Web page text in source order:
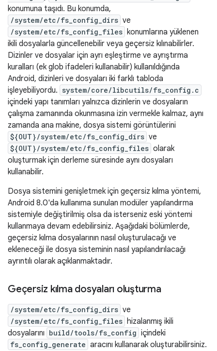
konumuna taşıdı. Bu konumda,
/system/etc/fs_config_dirs ve
/system/etc/fs_config_files konumlarına yüklenen
ikili dosyalarla güncellenebilir veya geçersiz kılınabilirler.
Dizinler ve dosyalar için ayrı eşleştirme ve ayrıştırma
kuralları (ek glob ifadeleri kullanabilir) kullanıldığında
Android, dizinleri ve dosyaları iki farklı tabloda
işleyebiliyordu. system/core/libcutils/fs_config.c
içindeki yapı tanımları yalnızca dizinlerin ve dosyaların
çalışma zamanında okunmasına izin vermekle kalmaz, aynı
zamanda ana makine, dosya sistemi görüntülerini
${OUT}/system/etc/fs_config_dirs ve
${OUT}/system/etc/fs_config_files olarak
oluşturmak için derleme süresinde aynı dosyaları
kullanabilir.
Dosya sistemini genişletmek için geçersiz kılma yöntemi,
Android 8.0'da kullanıma sunulan modüler yapılandırma
sistemiyle değiştirilmiş olsa da isterseniz eski yöntemi
kullanmaya devam edebilirsiniz. Aşağıdaki bölümlerde,
geçersiz kılma dosyalarının nasıl oluşturulacağı ve
ekleneceği ile dosya sisteminin nasıl yapılandırılacağı
ayrıntılı olarak açıklanmaktadır.
Geçersiz kılma dosyaları oluşturma
/system/etc/fs_config_dirs ve
/system/etc/fs_config_files hizalanmış ikili
dosyalarını build/tools/fs_config içindeki
fs_config_generate aracını kullanarak oluşturabilirsiniz.